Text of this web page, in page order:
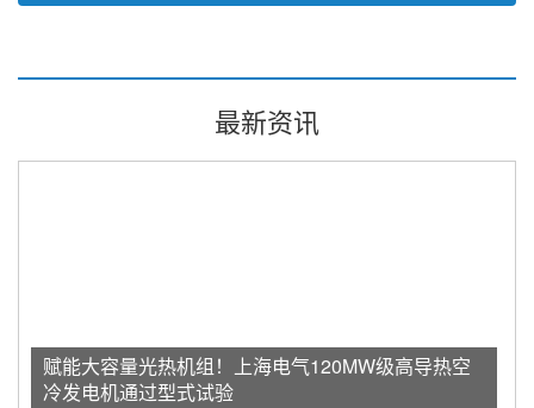
最新资讯
赋能大容量光热机组！上海电气120MW级高导热空
冷发电机通过型式试验